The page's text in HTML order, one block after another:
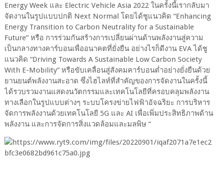
Energy Week และ Electric Vehicle Asia 2022 ในครั้งนี้เรากลับมา
จัดงานในรูปแบบปกติ Next Normal โดยได้ชูแนวคิด “Enhancing
Energy Transition to Carbon Neutrality for a Sustainable
Future” หรือ การร่วมกันสร้างการเปลี่ยนผ่านด้านพลังงานสู่ความ
เป็นกลางทางคาร์บอนเพื่ออนาคตที่ยั่งยืน อย่างไรก็ดีงาน EVA ได้ชู
แนวคิด “Driving Towards A Sustainable Low Carbon Society
With E-Mobility” หรือขับเคลื่อนสู่สังคมคาร์บอนต่ำอย่างยั่งยืนด้วย
ยานยนต์พลังงานสะอาด ซึ่งไฮไลท์ที่สำคัญของการจัดงานในครั้งนี้
ได้รวบรวมงานแสดงนวัตกรรมและเทคโนโลยีที่ครอบคลุมพลังงาน
ทางเลือกในรูปแบบต่างๆ ระบบโครงข่ายไฟฟ้าอัจฉริยะ การบริหาร
จัดการพลังงานด้วยเทคโนโลยี 5G และ AI เพื่อเพิ่มประสิทธิภาพด้าน
พลังงาน และการจัดการสิ่งแวดล้อมและมลพิษ “